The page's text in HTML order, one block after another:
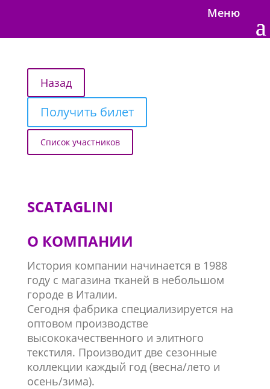
Меню
Получить билет
Список участников
SCATAGLINI
О КОМПАНИИ
История компании начинается в 1988
году с магазина тканей в небольшом
городе в Италии.
Сегодня фабрика специализируется на
оптовом производстве
высококачественного и элитного
текстиля. Производит две сезонные
коллекции каждый год (весна/лето и
осень/зима).